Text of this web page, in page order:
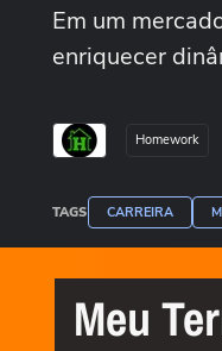
Em um
enriquecer
Homework
TAGS CARREIRA
Meu